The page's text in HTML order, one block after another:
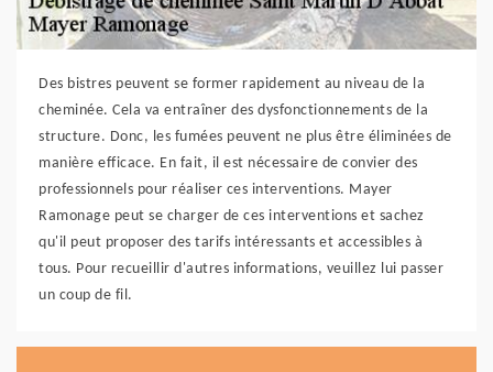
Des bistres peuvent se former rapidement au niveau de la
cheminée. Cela va entraîner des dysfonctionnements de la
structure. Donc, les fumées peuvent ne plus être éliminées de
manière efficace. En fait, il est nécessaire de convier des
professionnels pour réaliser ces interventions. Mayer
Ramonage peut se charger de ces interventions et sachez
qu'il peut proposer des tarifs intéressants et accessibles à
tous. Pour recueillir d'autres informations, veuillez lui passer
un coup de fil.